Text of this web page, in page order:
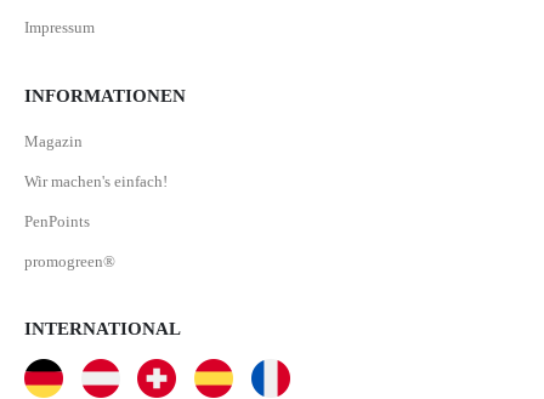
Impressum
INFORMATIONEN
Magazin
Wir machen's einfach!
PenPoints
promogreen®
INTERNATIONAL